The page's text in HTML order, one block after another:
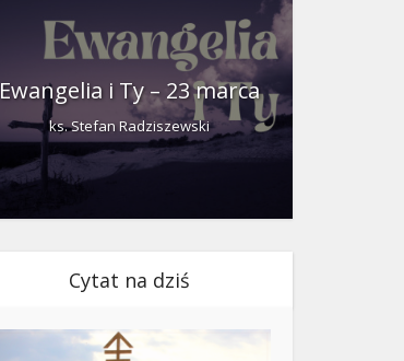
Ewangelia i Ty – 23 marca
ks. Stefan Radziszewski
Cytat na dziś